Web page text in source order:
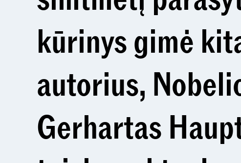
kūrinys gimė
autorius,
Gerhartas